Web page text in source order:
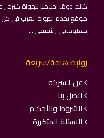
موقع يخدم الهواة العرب في كل
معلوماتي , تثقيفي ...
روابط هامة/سريعة
عن الشركة
اتصل بنا
الشروط والأحكام
الاسئلة المتكررة